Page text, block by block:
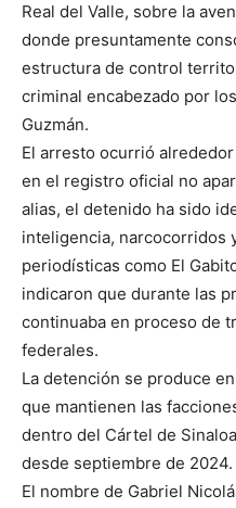
Real del Valle, sobre la
donde presuntamente
estructura de control
criminal encabezado por
Guzmán.
El arresto ocurrió
en el registro oficial no
alias, el detenido ha sido
inteligencia, narcocorridos
periodísticas como El
indicaron que durante las
continuaba en proceso de
federales.
La detención se produce
que mantienen las
dentro del Cártel de
desde septiembre de 2024.
El nombre de Gabriel